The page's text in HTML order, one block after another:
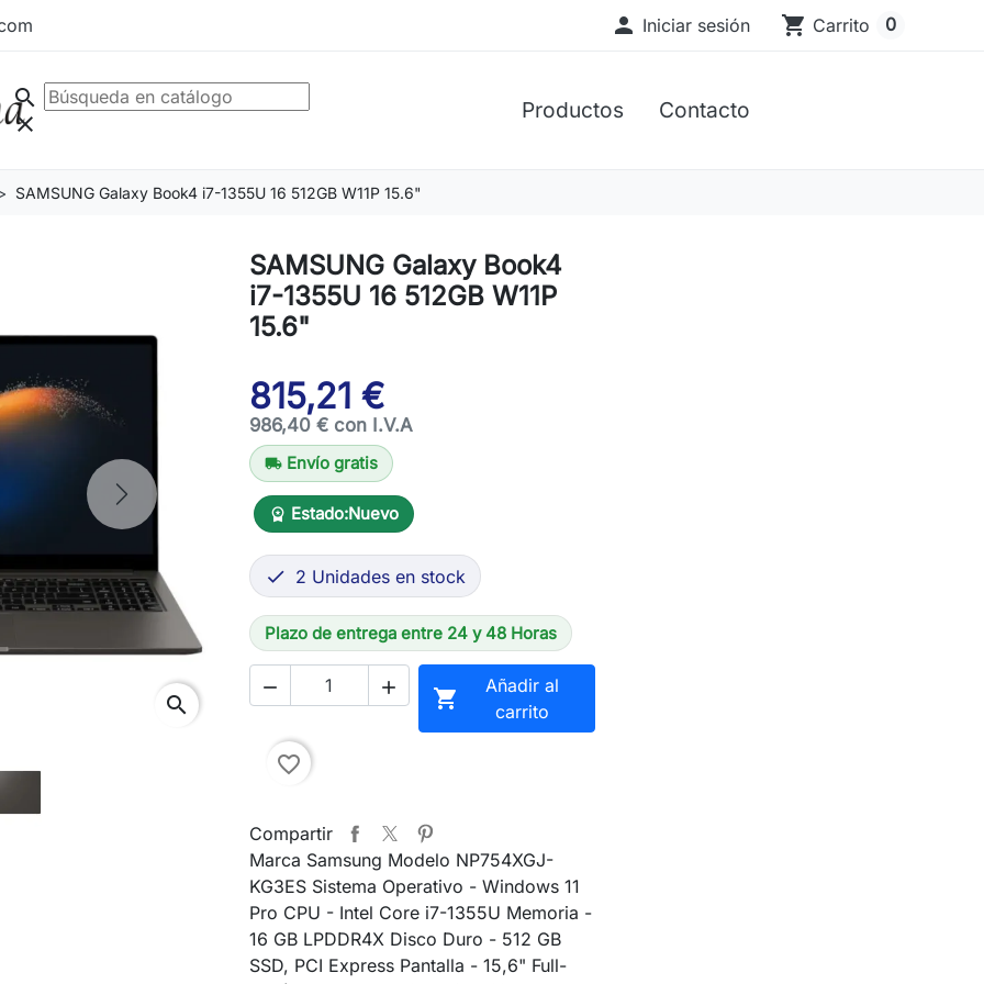
 Iniciar sesión shopping_cart Carrito 0
Productos Contacto
search
clear
SAMSUNG Galaxy Book4 i7-1355U 16 512GB W11P 15.6"
Next
search
SAMSUNG Galaxy Book4
i7-1355U 16 512GB W11P
15.6"
815,21 €
986,40 € con I.V.A
local_shipping Envío gratis
workspace_premium Estado:Nuevo
 2 Unidades en stock
Plazo de entrega entre 24 y 48 Horas
  
Añadir al
carrito
favorite_border
Compartir
Marca Samsung Modelo NP754XGJ-
KG3ES Sistema Operativo - Windows 11
Pro CPU - Intel Core i7-1355U Memoria -
16 GB LPDDR4X Disco Duro - 512 GB
SSD, PCI Express Pantalla - 15,6" Full-